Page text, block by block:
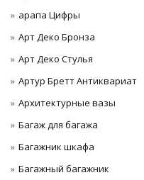
арапа Цифры
Арт Деко Бронза
Арт Деко Стулья
Артур Бретт Антиквариат
Архитектурные вазы
Багаж для багажа
Багажник шкафа
Багажный багажник